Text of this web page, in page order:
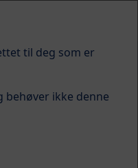
til deg som er
behøver ikke denne